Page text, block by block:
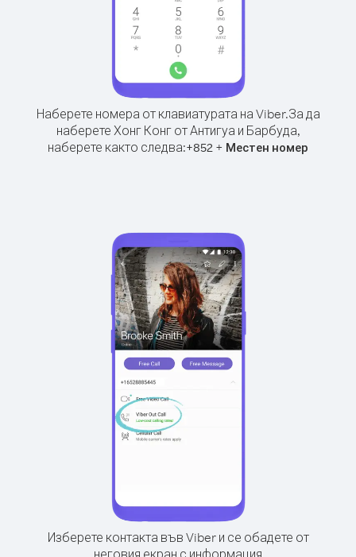
Наберете номера от клавиатурата на Viber.За да
наберете Хонг Конг от Антигуа и Барбуда,
наберете както следва:+852 + Местен номер
Изберете контакта във Viber и се обадете от
неговия екран с информация